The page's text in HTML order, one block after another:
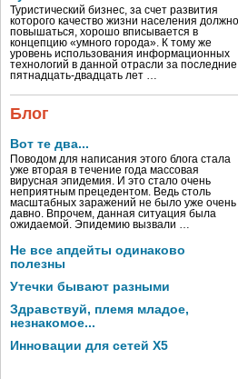
Туристический бизнес, за счет развития
которого качество жизни населения должно
повышаться, хорошо вписывается в
концепцию «умного города». К тому же
уровень использования информационных
технологий в данной отрасли за последние
пятнадцать-двадцать лет …
Блог
Вот те два...
Поводом для написания этого блога стала
уже вторая в течение года массовая
вирусная эпидемия. И это стало очень
неприятным прецедентом. Ведь столь
масштабных заражений не было уже очень
давно. Впрочем, данная ситуация была
ожидаемой. Эпидемию вызвали …
Не все апдейты одинаково
полезны
Утечки бывают разными
Здравствуй, племя младое,
незнакомое...
Инновации для сетей X5